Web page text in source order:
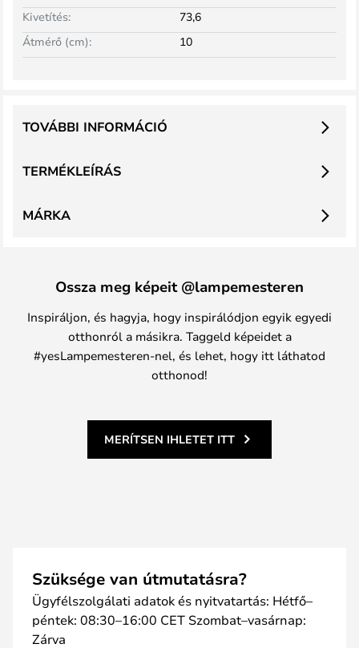
Kivetítés:
73,6
Átmérő (cm):
10
TERMÉKLEÍRÁS
TOVÁBBI INFORMÁCIÓ
MÁRKA
Ossza meg képeit @lampemesteren
Inspiráljon, és hagyja, hogy inspirálódjon egyik egyedi
otthonról a másikra. Taggeld képeidet a
#yesLampemesteren-nel, és lehet, hogy itt láthatod
otthonod!
MERÍTSEN IHLETET ITT
Szüksége van útmutatásra?
Ügyfélszolgálati adatok és nyitvatartás: Hétfő–
péntek: 08:30–16:00 CET Szombat–vasárnap:
Zárva